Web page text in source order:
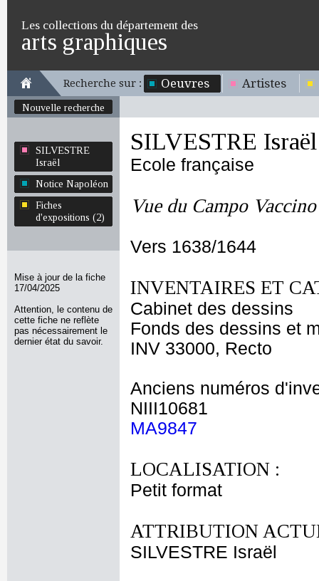
Les collections du département des
arts graphiques
Recherche sur : Oeuvres Artistes
Nouvelle recherche
SILVESTRE
Israël
Notice Napoléon
Fiches
d'expositions (2)
Mise à jour de la fiche
17/04/2025
Attention, le contenu de
cette fiche ne reflète
pas nécessairement le
dernier état du savoir.
SILVESTRE Israël
Ecole française
Vue du Campo
Vers 1638/1644
INVENTAIRES ET
Cabinet des dessins
Fonds des dessins et
INV 33000, Recto
Anciens numéros
NIII10681
MA9847
LOCALISATION :
Petit format
ATTRIBUTION
SILVESTRE Israël